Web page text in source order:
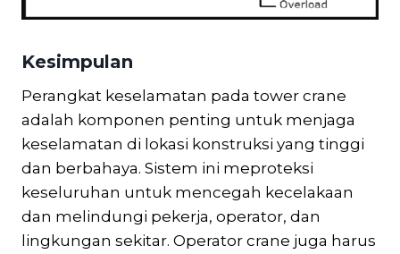
Kesimpulan
Perangkat keselamatan pada tower crane
adalah komponen penting untuk menjaga
keselamatan di lokasi konstruksi yang tinggi
dan berbahaya. Sistem ini meproteksi
keseluruhan untuk mencegah kecelakaan
dan melindungi pekerja, operator, dan
lingkungan sekitar. Operator crane juga harus